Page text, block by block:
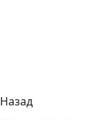
Назад